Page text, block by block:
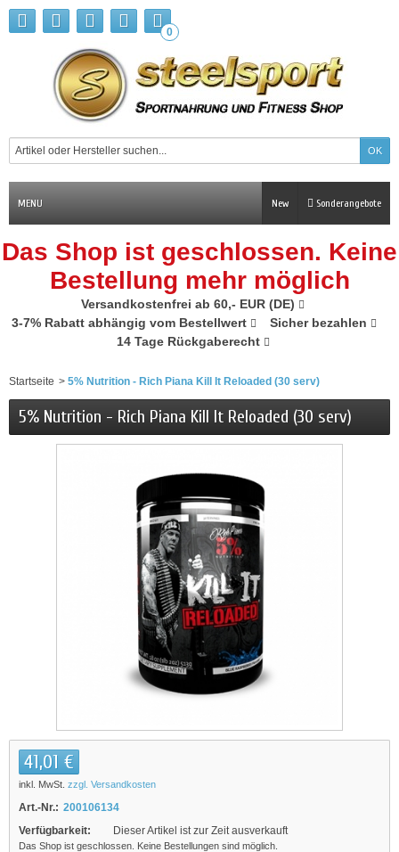
0
MENU Sonderangebote
New
Das Shop ist geschlossen. Keine
Bestellung mehr möglich
Versandkostenfrei ab 60,- EUR (DE)
3-7% Rabatt abhängig vom Bestellwert
Sicher bezahlen
14 Tage Rückgaberecht
Startseite > 5% Nutrition - Rich Piana Kill It Reloaded (30 serv)
5% Nutrition - Rich Piana Kill It Reloaded (30 serv)
41,01 €
inkl. MwSt. zzgl. Versandkosten
Art.-Nr.: 200106134
Verfügbarkeit:
Dieser Artikel ist zur Zeit ausverkauft
Das Shop ist geschlossen. Keine Bestellungen sind möglich.